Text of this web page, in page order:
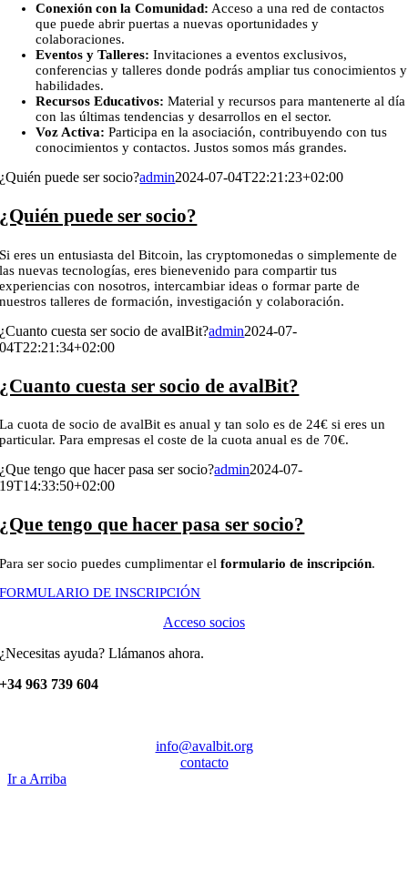
Conexión con la Comunidad: Acceso a una red de contactos
que puede abrir puertas a nuevas oportunidades y
colaboraciones.
Eventos y Talleres: Invitaciones a eventos exclusivos,
conferencias y talleres donde podrás ampliar tus conocimientos y
habilidades.
Recursos Educativos: Material y recursos para mantenerte al día
con las últimas tendencias y desarrollos en el sector.
Voz Activa: Participa en la asociación, contribuyendo con tus
conocimientos y contactos. Justos somos más grandes.
¿Quién puede ser socio?admin2024-07-04T22:21:23+02:00
¿Quién puede ser socio?
Si eres un entusiasta del Bitcoin, las cryptomonedas o simplemente de
las nuevas tecnologías, eres bienevenido para compartir tus
experiencias con nosotros, intercambiar ideas o formar parte de
nuestros talleres de formación, investigación y colaboración.
¿Cuanto cuesta ser socio de avalBit?admin2024-07-
04T22:21:34+02:00
¿Cuanto cuesta ser socio de avalBit?
La cuota de socio de avalBit es anual y tan solo es de 24€ si eres un
particular. Para empresas el coste de la cuota anual es de 70€.
¿Que tengo que hacer pasa ser socio?admin2024-07-
19T14:33:50+02:00
¿Que tengo que hacer pasa ser socio?
Para ser socio puedes cumplimentar elformulario de inscripción.
FORMULARIO DE INSCRIPCIÓN
Acceso socios
¿Necesitas ayuda? Llámanos ahora.
+34 963 739 604
info@avalbit.org
contacto
Ir a Arriba